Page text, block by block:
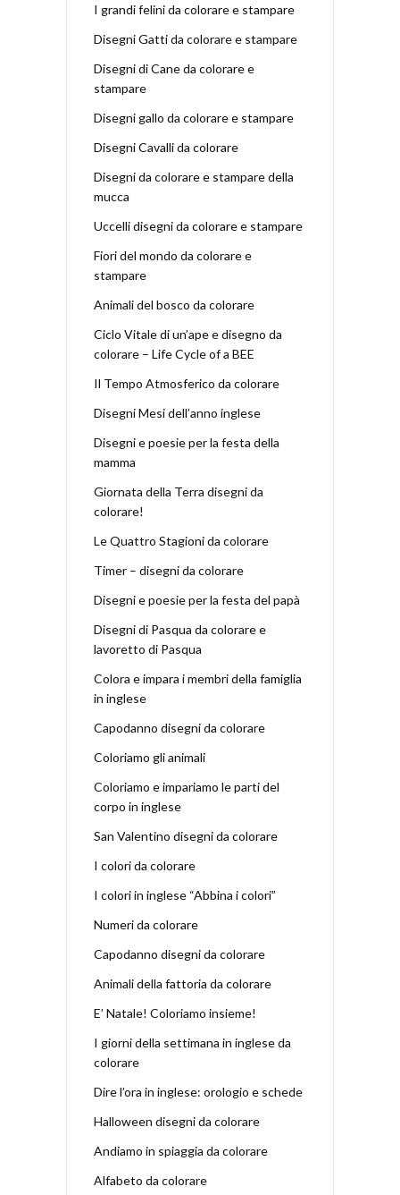
I grandi felini da colorare e stampare
Disegni Gatti da colorare e stampare
Disegni di Cane da colorare e
stampare
Disegni gallo da colorare e stampare
Disegni Cavalli da colorare
Disegni da colorare e stampare della
mucca
Uccelli disegni da colorare e stampare
Fiori del mondo da colorare e
stampare
Animali del bosco da colorare
Ciclo Vitale di un’ape e disegno da
colorare – Life Cycle of a BEE
Il Tempo Atmosferico da colorare
Disegni Mesi dell’anno inglese
Disegni e poesie per la festa della
mamma
Giornata della Terra disegni da
colorare!
Le Quattro Stagioni da colorare
Timer – disegni da colorare
Disegni e poesie per la festa del papà
Disegni di Pasqua da colorare e
lavoretto di Pasqua
Colora e impara i membri della famiglia
in inglese
Capodanno disegni da colorare
Coloriamo gli animali
Coloriamo e impariamo le parti del
corpo in inglese
San Valentino disegni da colorare
I colori da colorare
I colori in inglese “Abbina i colori”
Numeri da colorare
Capodanno disegni da colorare
Animali della fattoria da colorare
E’ Natale! Coloriamo insieme!
I giorni della settimana in inglese da
colorare
Dire l’ora in inglese: orologio e schede
Halloween disegni da colorare
Andiamo in spiaggia da colorare
Alfabeto da colorare